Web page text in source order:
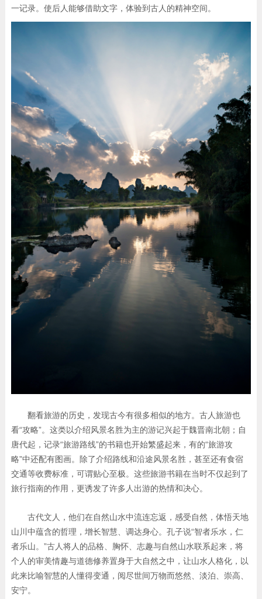
一记录。使后人能够借助文字，体验到古人的精神空间。
翻看旅游的历史，发现古今有很多相似的地方。古人旅游也
看“攻略”。这类以介绍风景名胜为主的游记兴起于魏晋南北朝；自
唐代起，记录“旅游路线”的书籍也开始繁盛起来，有的“旅游攻
略”中还配有图画。除了介绍路线和沿途风景名胜，甚至还有食宿
交通等收费标准，可谓贴心至极。这些旅游书籍在当时不仅起到了
旅行指南的作用，更诱发了许多人出游的热情和决心。
古代文人，他们在自然山水中流连忘返，感受自然，体悟天地
山川中蕴含的哲理，增长智慧、调达身心。孔子说“智者乐水，仁
者乐山。”古人将人的品格、胸怀、志趣与自然山水联系起来，将
个人的审美情趣与道德修养置身于大自然之中，让山水人格化，以
此来比喻智慧的人懂得变通，阅尽世间万物而悠然、淡泊、崇高、
安宁。